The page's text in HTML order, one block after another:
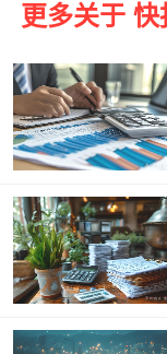
更多关于